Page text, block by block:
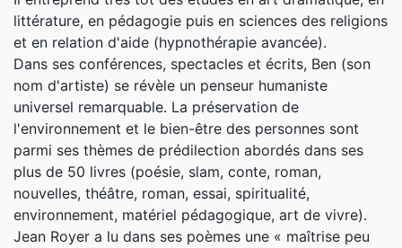
littérature, en pédagogie puis en sciences des religions
et en relation d'aide (hypnothérapie avancée).
Dans ses conférences, spectacles et écrits, Ben (son
nom d'artiste) se révèle un penseur humaniste
universel remarquable. La préservation de
l'environnement et le bien-être des personnes sont
parmi ses thèmes de prédilection abordés dans ses
plus de 50 livres (poésie, slam, conte, roman,
nouvelles, théâtre, roman, essai, spiritualité,
environnement, matériel pédagogique, art de vivre).
Jean Royer a lu dans ses poèmes une « maîtrise peu